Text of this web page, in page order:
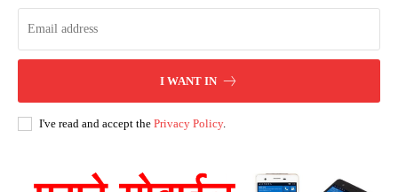
I WANT IN
I've read and accept the Privacy Policy.